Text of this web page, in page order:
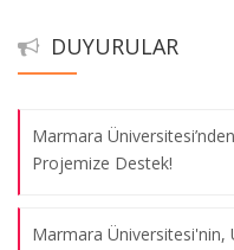
DUYURULAR
Eczacılık Fakültesi 2023
Marmara
Projemize Destek!
Marmara Üniversitesi'nin,
Ar-Ge Merkezleri Bir Araya
09.08.2026